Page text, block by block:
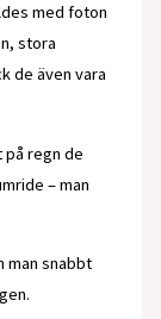
med foton
stora
de även vara
regn de
– man
man snabbt